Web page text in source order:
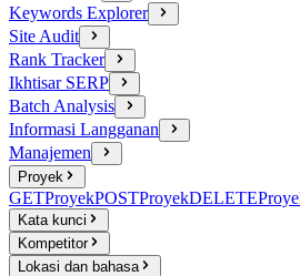
Keywords Explorer
Site Audit
Rank Tracker
Ikhtisar SERP
Batch Analysis
Informasi Langganan
Manajemen
Proyek
GETProyekPOSTProyekDELETE
Kata kunci
Kompetitor
Lokasi dan bahasa